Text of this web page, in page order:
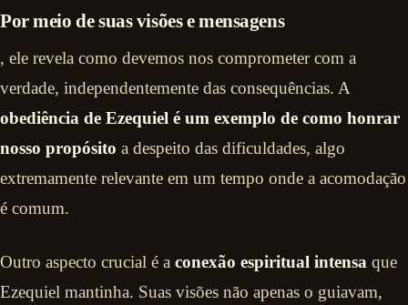
Por meio de suas visões e mensagens
, ele revela como devemos nos comprometer com a
verdade, independentemente das consequências. A
obediência de Ezequiel é um exemplo de como honrar
nosso propósito a despeito das dificuldades, algo
extremamente relevante em um tempo onde a acomodação
é comum.
Outro aspecto crucial é a conexão espiritual intensa que
Ezequiel mantinha. Suas visões não apenas o guiavam,